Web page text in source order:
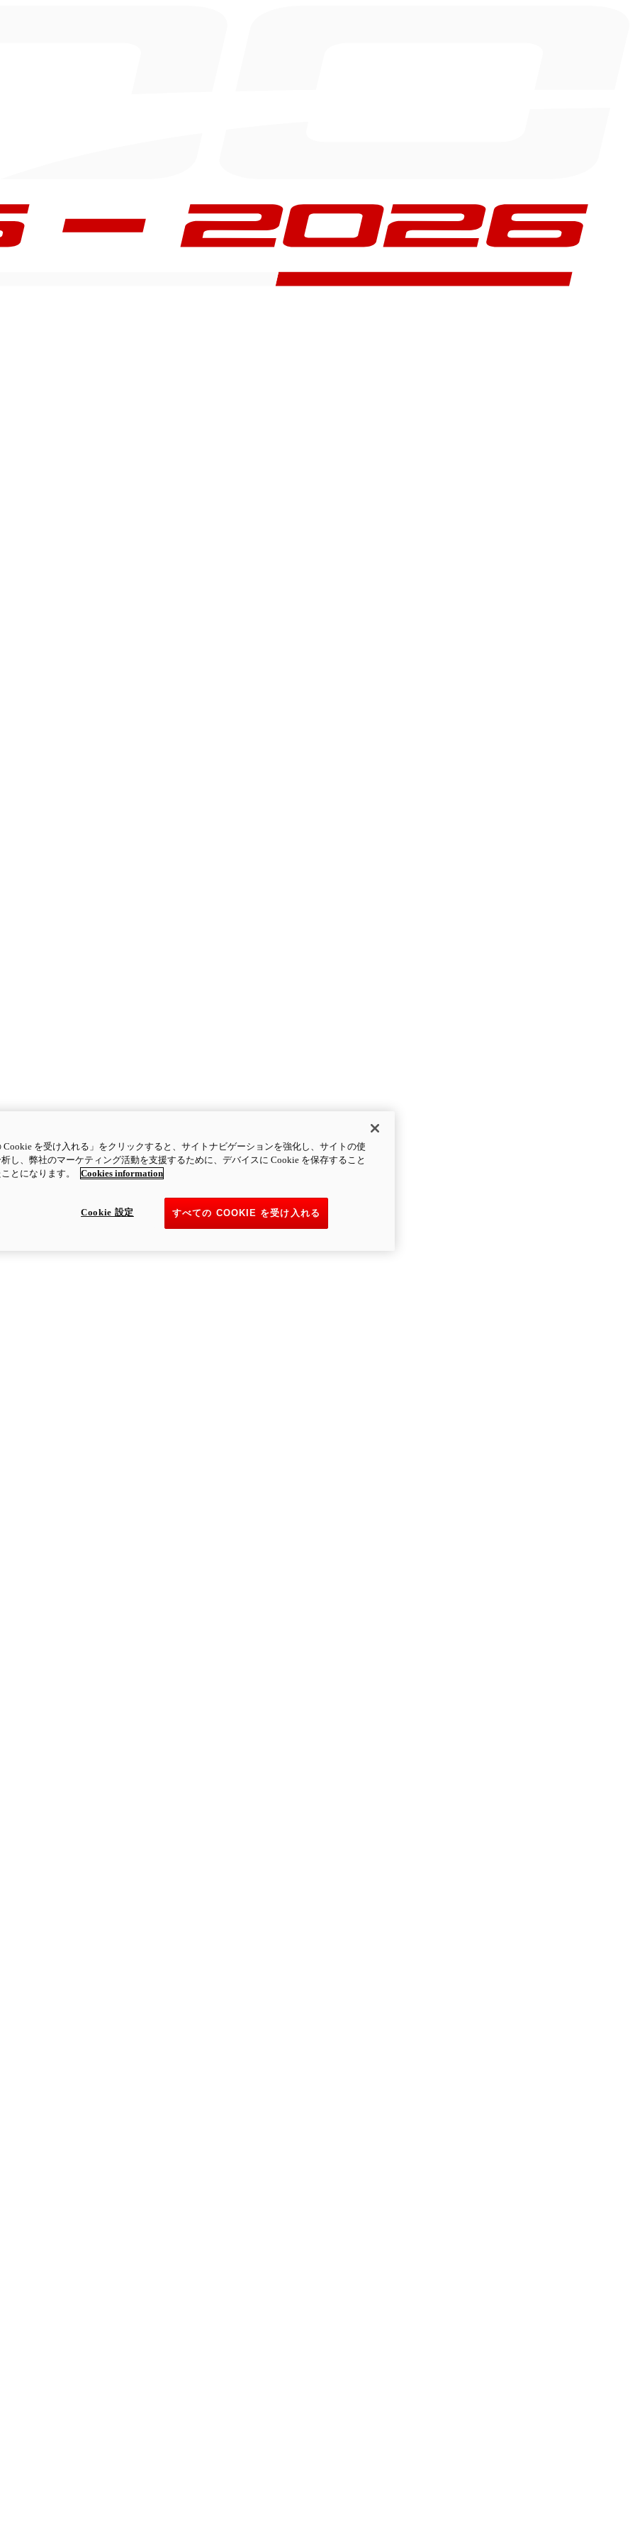
Cookie を受け入れる」をクリックすると、サイトナビゲーションを強化し、サイトの使
し、弊社のマーケティング活動を支援するために、デバイスに Cookie を保存すること
とになります。
Cookies information
すべての COOKIE を受け入れる
Cookie 設定